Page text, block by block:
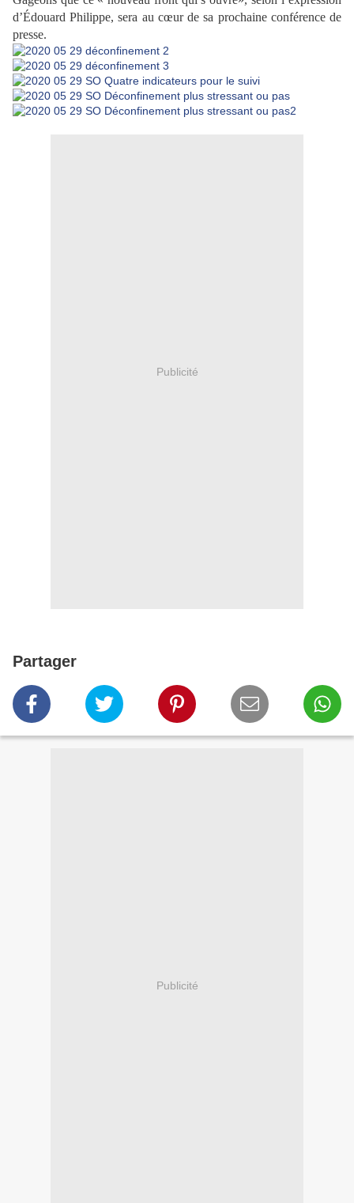
d’Édouard Philippe, sera au cœur de sa prochaine conférence de
presse.
Publicité
Partager
Publicité